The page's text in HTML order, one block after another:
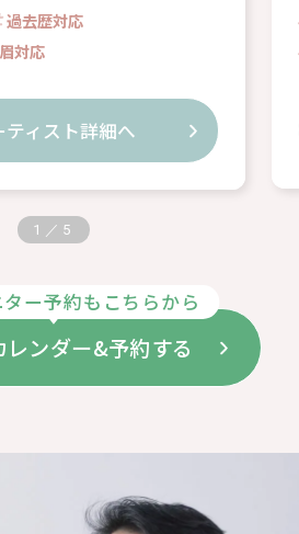
過去歴対応
対応
ティスト詳細へ
1 ／ 5
ー予約もこちらから
レンダー&予約する